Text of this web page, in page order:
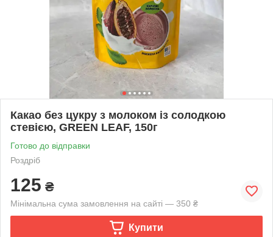
Какао без цукру з молоком із солодкою
стевією, GREEN LEAF, 150г
Готово до відправки
Роздріб
125 ₴
Мінімальна сума замовлення на сайті — 350 ₴
Купити